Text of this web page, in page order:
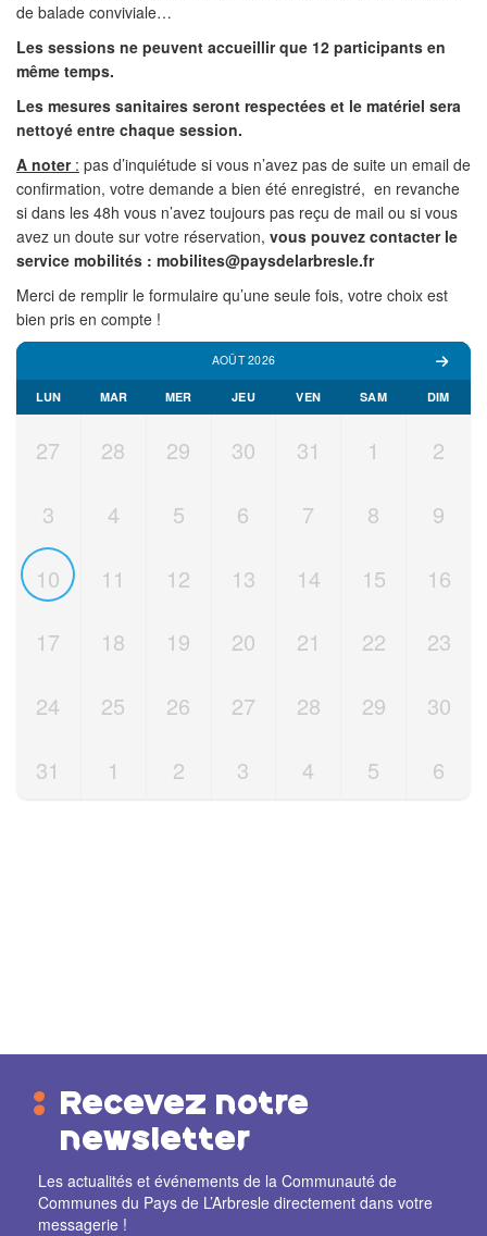
de balade conviviale…
Les sessions ne peuvent accueillir que 12 participants en
même temps.
Les mesures sanitaires seront respectées et le matériel sera
nettoyé entre chaque session.
A noter: pas d’inquiétude si vous n’avez pas de suite un email de
confirmation, votre demande a bien été enregistré, en revanche
si dans les 48h vous n’avez toujours pas reçu de mail ou si vous
avez un doute sur votre réservation, vous pouvez contacter le
service mobilités : mobilites@paysdelarbresle.fr
Merci de remplir le formulaire qu’une seule fois, votre choix est
bien pris en compte !
AOÛT 2026
LUN MAR MER JEU VEN SAM DIM
27 28 29 30 31 1 2
3 4 5 6 7 8 9
10 11 12 13 14 15 16
17 18 19 20 21 22 23
24 25 26 27 28 29 30
31 1 2 3 4 5 6
Recevez notre
newsletter
Les actualités et événements de la Communauté de
Communes du Pays de L’Arbresle directement dans votre
messagerie !